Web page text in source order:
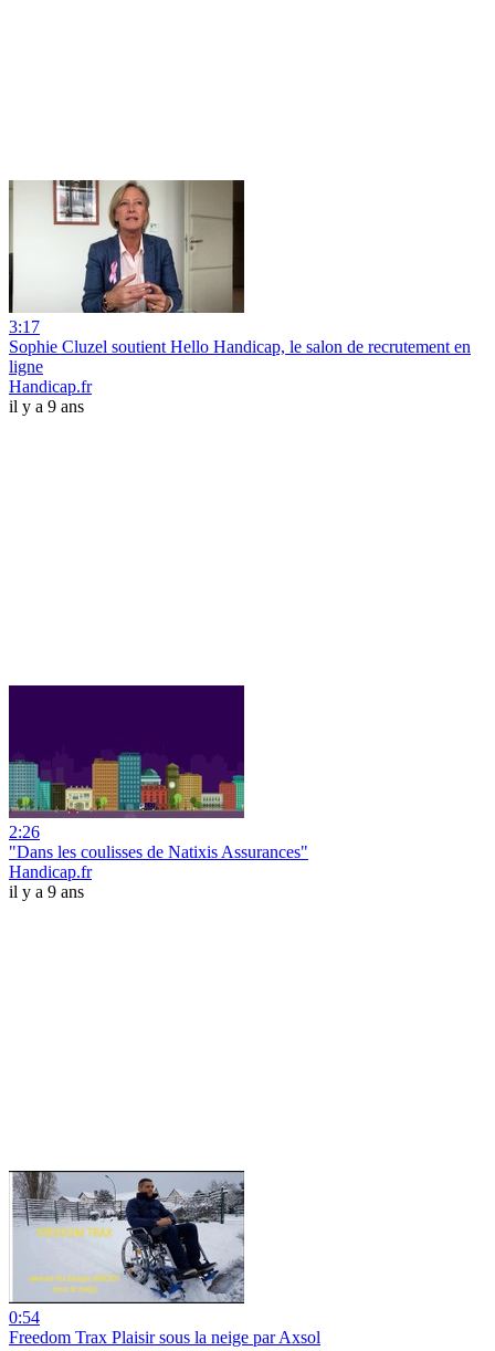
3:17
Sophie Cluzel soutient Hello Handicap, le salon de recrutement en
ligne
Handicap.fr
il y a 9 ans
2:26
"Dans les coulisses de Natixis Assurances"
Handicap.fr
il y a 9 ans
0:54
Freedom Trax Plaisir sous la neige par Axsol